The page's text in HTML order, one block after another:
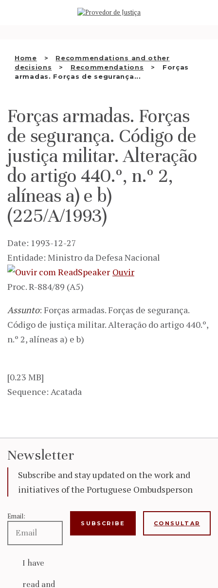
Home
Recommendations and other
decisions
Recommendations
Forças
armadas. Forças de segurança...
WHO WE ARE
INSTITUTION
EN
Forças armadas. Forças
de segurança. Código de
justiça militar. Alteração
do artigo 440.º, n.º 2,
alíneas a) e b)
(225/A/1993)
Date: 1993-12-27
Entidade: Ministro da Defesa Nacional
Ouvir
Proc. R-884/89 (A5)
Assunto: Forças armadas. Forças de segurança.
Código de justiça militar. Alteração do artigo 440.º,
n.º 2, alíneas a) e b)
[0.23 MB]
Sequence: Acatada
Newsletter
Subscribe and stay updated on the work and
initiatives of the Portuguese Ombudsperson
Email:
I have
read and
CONSULTAR